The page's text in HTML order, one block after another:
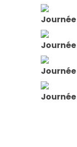
Journée
Journée
Journée
Journée